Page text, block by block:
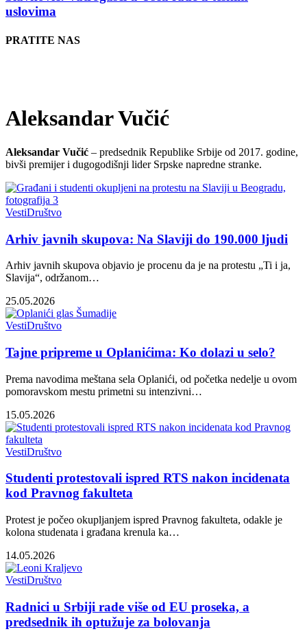
uslovima
PRATITE NAS
Aleksandar Vučić
Aleksandar Vučić – predsednik Republike Srbije od 2017. godine,
bivši premijer i dugogodišnji lider Srpske napredne stranke.
VestiDruštvo
Arhiv javnih skupova: Na Slaviji do 190.000 ljudi
Arhiv javnih skupova objavio je procenu da je na protestu „Ti i ja,
Slavija“, održanom…
25.05.2026
VestiDruštvo
Tajne pripreme u Oplanićima: Ko dolazi u selo?
Prema navodima meštana sela Oplanići, od početka nedelje u ovom
pomoravskom mestu primetni su intenzivni…
15.05.2026
VestiDruštvo
Studenti protestovali ispred RTS nakon incidenata
kod Pravnog fakulteta
Protest je počeo okupljanjem ispred Pravnog fakulteta, odakle je
kolona studenata i građana krenula ka…
14.05.2026
VestiDruštvo
Radnici u Srbiji rade više od EU proseka, a
predsednik ih optužuje za bolovanja